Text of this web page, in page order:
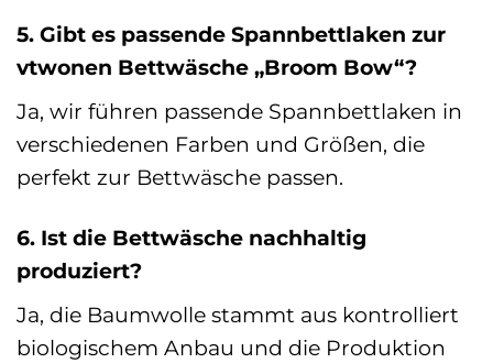
5. Gibt es passende Spannbettlaken zur
vtwonen Bettwäsche „Broom Bow“?
Ja, wir führen passende Spannbettlaken in
verschiedenen Farben und Größen, die
perfekt zur Bettwäsche passen.
6. Ist die Bettwäsche nachhaltig
produziert?
Ja, die Baumwolle stammt aus kontrolliert
biologischem Anbau und die Produktion